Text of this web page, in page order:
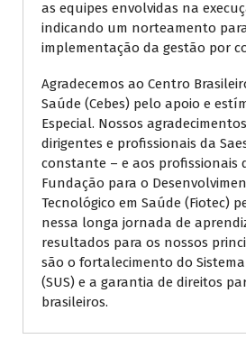
as equipes envolvidas na
indicando um norteamento
implementação da gestão por
Agradecemos ao Centro
Saúde (Cebes) pelo apoio e
Especial. Nossos
dirigentes e profissionais da
constante – e aos profissionais
Fundação para o
Tecnológico em Saúde (Fiotec)
nessa longa jornada de
resultados para os nossos
são o fortalecimento do
(SUS) e a garantia de direitos
brasileiros.